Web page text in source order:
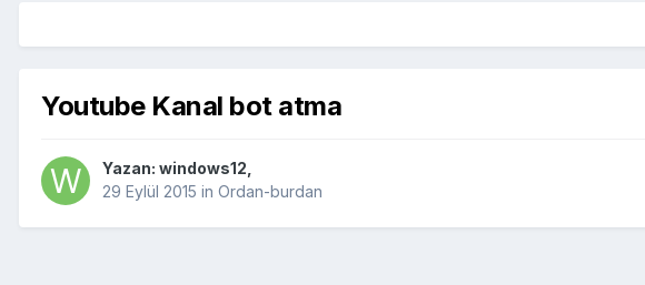
Youtube Kanal bot atma
Yazan: windows12
29 Eylül 2015 in Ordan-burdan